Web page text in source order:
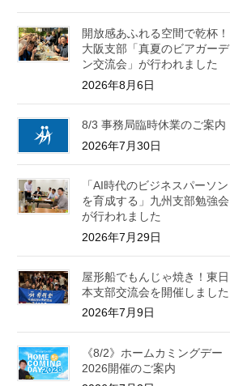
開放感あふれる空間で乾杯！
大阪支部「真夏のビアガーデ
ン交流会」が行われました
2026年8月6日
8/3 事務局臨時休業のご案内
2026年7月30日
「AI時代のビジネスパーソン
を育成する」九州支部勉強会
が行われました
2026年7月29日
屋形船でもんじゃ焼き！東日
本支部交流会を開催しました
2026年7月9日
《8/2》ホームカミングデー
2026開催のご案内